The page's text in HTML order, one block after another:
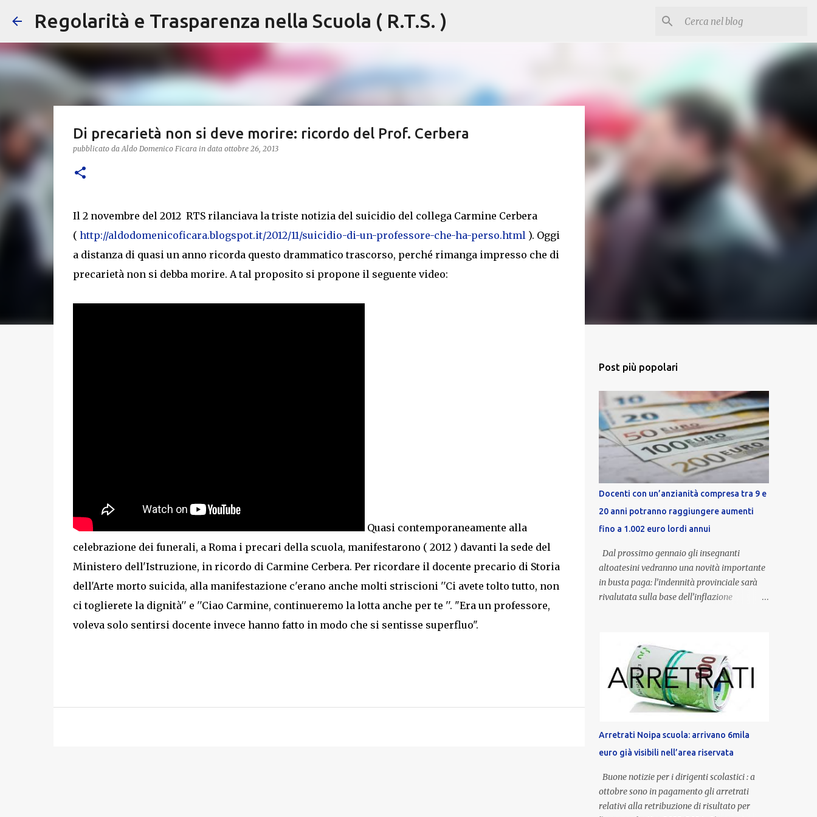
Passa ai contenuti principali
Regolarità e Trasparenza nella Scuola ( R.T.S. )
Di precarietà non si deve morire: ricordo del Prof. Cerbera
pubblicato daAldo Domenico Ficara in data ottobre 26, 2013
Il 2 novembre del 2012 RTS rilanciava la triste notizia del suicidio del collega Carmine Cerbera
( http://aldodomenicoficara.blogspot.it/2012/11/suicidio-di-un-professore-che-ha-perso.html). Oggi
a distanza di quasi un anno ricorda questo drammatico trascorso, perché rimanga impresso che di
precarietà non si debba morire. A tal proposito si propone il seguente video:
Quasi contemporaneamente alla
celebrazione dei funerali, a Roma i precari della scuola, manifestarono ( 2012 ) davanti la sede del
Ministero dell'Istruzione, in ricordo di Carmine Cerbera. Per ricordare il docente precario di Storia
dell'Arte morto suicida, alla manifestazione c'erano anche molti striscioni ''Ci avete tolto tutto, non
ci toglierete la dignità'' e ''Ciao Carmine, continueremo la lotta anche per te ''. "Era un professore,
voleva solo sentirsi docente invece hanno fatto in modo che si sentisse superfluo".
Post più popolari
Docenti con un’anzianità compresa tra 9 e
20 anni potranno raggiungere aumenti
fino a 1.002 euro lordi annui
Dal prossimo gennaio gli insegnanti
altoatesini vedranno una novità importante
in busta paga: l’indennità provinciale sarà
rivalutata sulla base dell’inflazione
un’anzianità compresa tra 9 e 20 anni
potranno raggiungere fino a 1.002 euro lordi
annui. Il nuovo contratto provinciale
introduce inoltre un congedo speciale
dedicato alle donne vittime di violenza di
genere, in linea con la normativa nazionale e
con l’obiettivo di offrire maggiore tutela e
supporto in situazioni delicate. L’indennità
provinciale per i docenti è un unicum in
Italia: si tratta di una misura esclusiva della
Provincia autonoma di Bolzano, che integra
Arretrati Noipa scuola: arrivano 6mila
euro già visibili nell’area riservata
Buone notizie per i dirigenti scolastici : a
ottobre sono in pagamento gli arretrati
relativi alla retribuzione di risultato per